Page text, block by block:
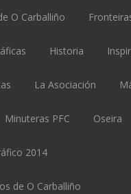
O Carballiño
Historia
La Asociación
Minuteras PFC Oseira
2014
de O Carballiño